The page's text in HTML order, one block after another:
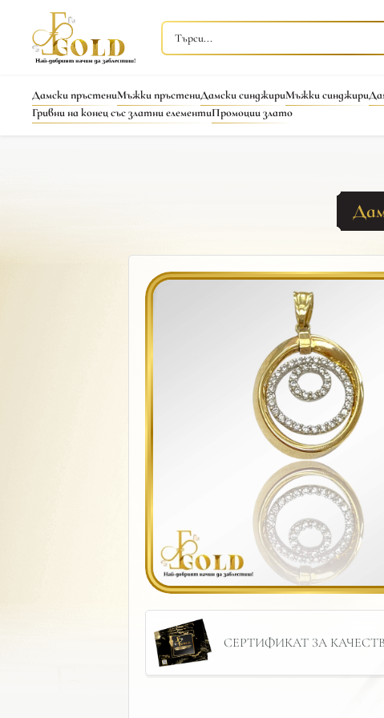
Дамски пръстениМъжки пръстениДамски синджириМъжки синджири
Гривни на конец със златни елементиПромоции злато
СЕРТИФИКАТ ЗА